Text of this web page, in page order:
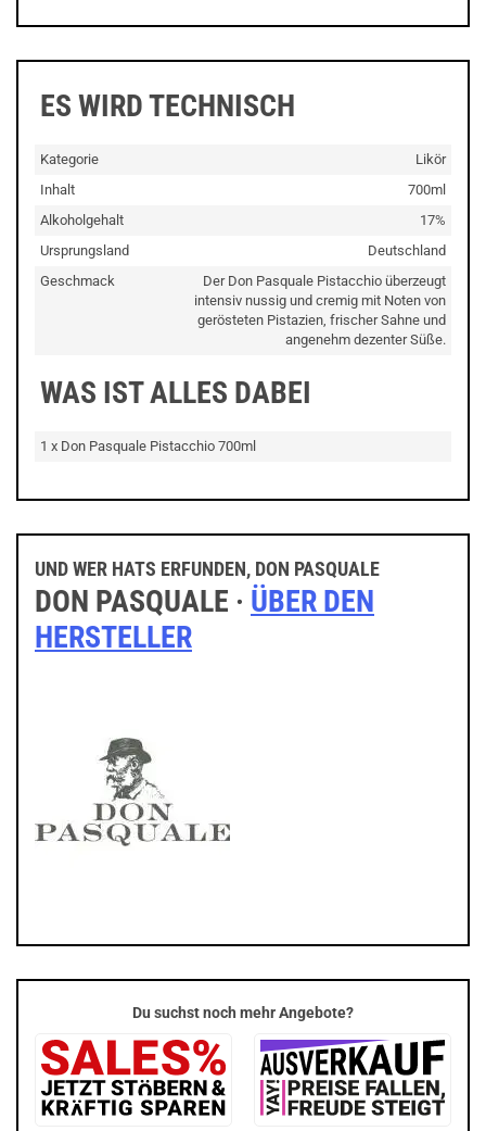
ES WIRD TECHNISCH
Kategorie
Likör
Inhalt
700ml
Alkoholgehalt
17%
Ursprungsland
Deutschland
Geschmack
Der Don Pasquale Pistacchio überzeugt
intensiv nussig und cremig mit Noten von
gerösteten Pistazien, frischer Sahne und
angenehm dezenter Süße.
WAS IST ALLES DABEI
1 x Don Pasquale Pistacchio 700ml
UND WER HATS ERFUNDEN, DON PASQUALE
DON PASQUALE · ÜBER DEN
HERSTELLER
Du suchst noch mehr Angebote?